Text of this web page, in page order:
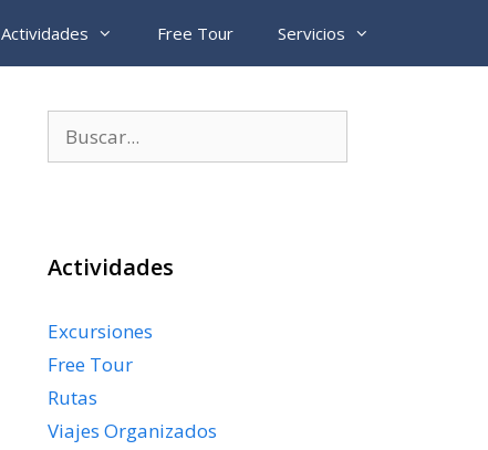
Actividades Free Tour Servicios
Actividades
Excursiones
Free Tour
Rutas
Viajes Organizados